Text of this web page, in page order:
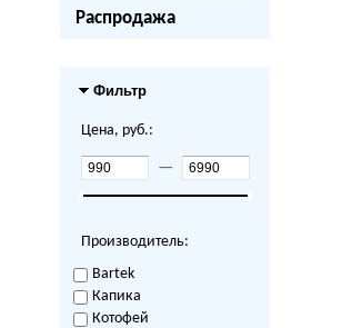
Распродажа
Фильтр
Цена, руб.:
—
Производитель:
Bartek
Капика
Котофей